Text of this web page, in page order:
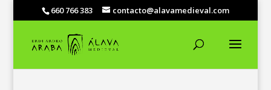
660 766 383 contacto@alavamedieval.com